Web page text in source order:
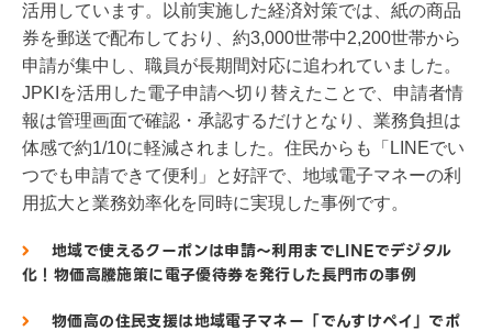
活用しています。以前実施した経済対策では、紙の商品
券を郵送で配布しており、約3,000世帯中2,200世帯から
申請が集中し、職員が長期間対応に追われていました。
JPKIを活用した電子申請へ切り替えたことで、申請者情
報は管理画面で確認・承認するだけとなり、業務負担は
体感で約1/10に軽減されました。住民からも「LINEでい
つでも申請できて便利」と好評で、地域電子マネーの利
用拡大と業務効率化を同時に実現した事例です。
地域で使えるクーポンは申請～利用までLINEでデジタル
化！物価高騰施策に電子優待券を発行した長門市の事例
物価高の住民支援は地域電子マネー「でんすけペイ」でポ